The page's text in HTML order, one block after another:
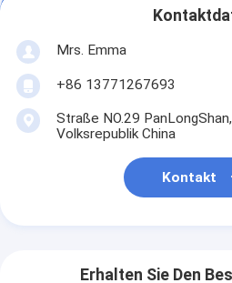
Mrs. Emma
+86 13771267693
Straße NO.29
Volksrepublik China
Kontakt
Erhalten Sie Den